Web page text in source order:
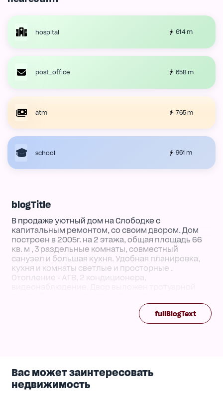
hospital 614 m
post_office 658 m
atm 765 m
school 961 m
blogTitle
В продаже уютный дом на Слободке с
капитальным ремонтом, со своим двором. Дом
построен в 2005г. на 2 этажа, общая площадь 66
кв. м , 3 раздельные комнаты, совместный
санузел и большая кухня. Удобная планировка,
кухня и комнаты светлые и просторные .
Отопление - АГВ, 2 кондиционера,
функциональное планирование двора.
Хорошее месторасположение, в пешей
время.
fullBlogText
Вас может заинтересовать
недвижимость